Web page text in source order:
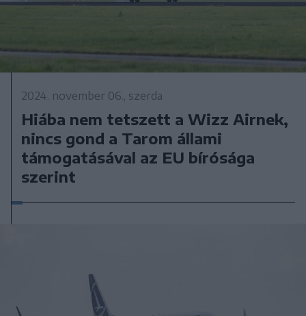
2024. november 06., szerda
Hiába nem tetszett a Wizz Airnek,
nincs gond a Tarom állami
támogatásával az EU bírósága
szerint